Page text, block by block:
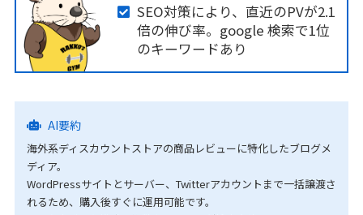
SEO対策により、直近のPVが2.1
倍の伸び率。google 検索で1位
のキーワードあり
AI要約
海外系ディスカウントストアの商品レビューに特化したブログメ
ディア。
WordPressサイトとサーバー、Twitterアカウントまで一括譲渡さ
れるため、購入後すぐに運用可能です。